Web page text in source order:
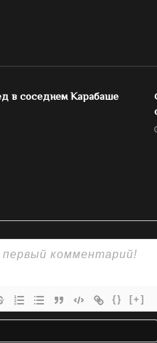
в соседнем Карабаше
{} [+]